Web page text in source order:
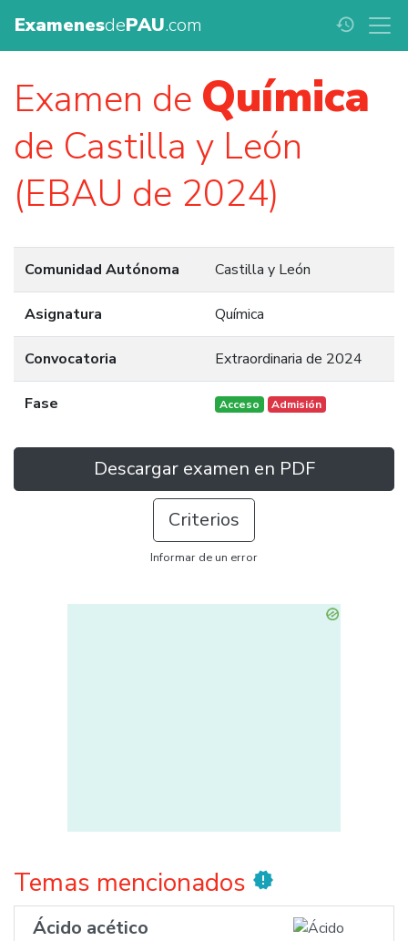
ExamenesdePAU.com history
Examen de Química
de Castilla y León
(EBAU de 2024)
Comunidad Autónoma Castilla y León
Asignatura Química
Convocatoria Extraordinaria de 2024
Fase Acceso Admisión
Descargar examen en PDF
Criterios
Informar de un error
Temas mencionados new_releases
Ácido acético